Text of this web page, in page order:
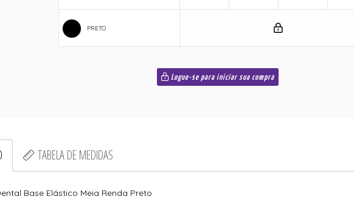
PRETO
Logue-se para iniciar sua compra
TABELA DE MEDIDAS
Base Elástico Meia Renda Preto